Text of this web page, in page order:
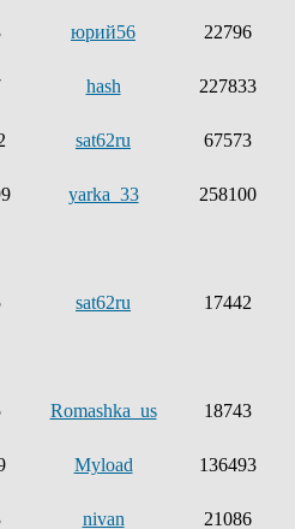
юрий56 22796
hash 227833
sat62ru 67573
yarka_33 258100
sat62ru 17442
Romashka_us 18743
Myload 136493
nivan 21086